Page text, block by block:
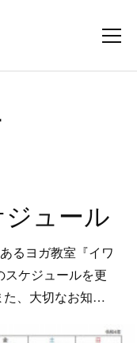
ジュール
るヨガ教室『イワ
ケジュールを更
た、大切なお知…